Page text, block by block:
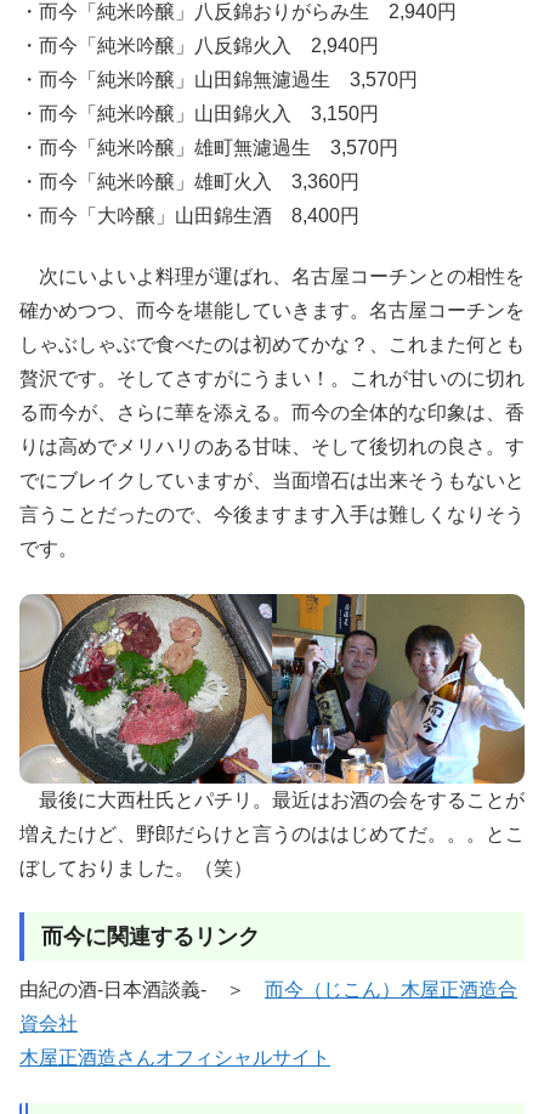
・而今「純米吟醸」八反錦おりがらみ生 2,940円
・而今「純米吟醸」八反錦火入 2,940円
・而今「純米吟醸」山田錦無濾過生 3,570円
・而今「純米吟醸」山田錦火入 3,150円
・而今「純米吟醸」雄町無濾過生 3,570円
・而今「純米吟醸」雄町火入 3,360円
・而今「大吟醸」山田錦生酒 8,400円
次にいよいよ料理が運ばれ、名古屋コーチンとの相性を
確かめつつ、而今を堪能していきます。名古屋コーチンを
しゃぶしゃぶで食べたのは初めてかな？、これまた何とも
贅沢です。そしてさすがにうまい！。これが甘いのに切れ
る而今が、さらに華を添える。而今の全体的な印象は、香
りは高めでメリハリのある甘味、そして後切れの良さ。す
でにブレイクしていますが、当面増石は出来そうもないと
言うことだったので、今後ますます入手は難しくなりそう
です。
最後に大西杜氏とパチリ。最近はお酒の会をすることが
増えたけど、野郎だらけと言うのははじめてだ。。。とこ
ぼしておりました。（笑）
而今に関連するリンク
由紀の酒-日本酒談義- ＞ 而今（じこん）木屋正酒造合
資会社
木屋正酒造さんオフィシャルサイト